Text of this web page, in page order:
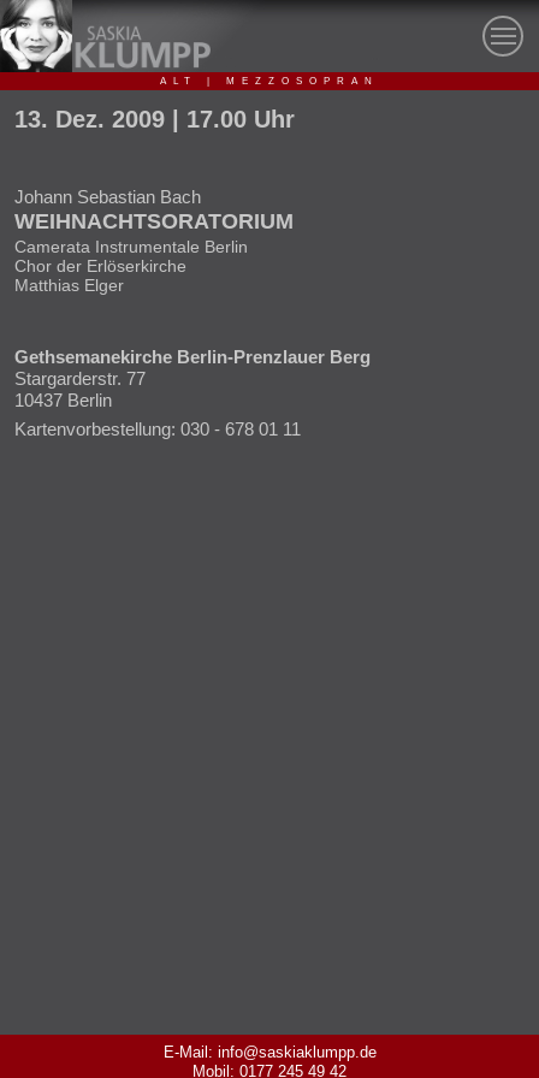
ALT | MEZZOSOPRAN
13. Dez. 2009 | 17.00 Uhr
Johann Sebastian Bach
WEIHNACHTSORATORIUM
Camerata Instrumentale Berlin
Chor der Erlöserkirche
Matthias Elger
Gethsemanekirche Berlin-Prenzlauer Berg
Stargarderstr. 77
10437 Berlin
Kartenvorbestellung: 030 - 678 01 11
E-Mail: info@saskiaklumpp.de
Mobil: 0177 245 49 42